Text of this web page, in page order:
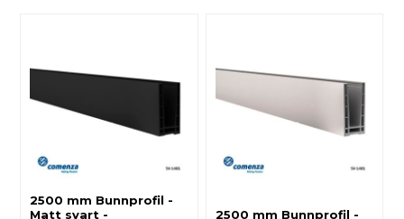
2500 mm Bunnprofil -
Matt svart -
2500 mm Bunnprofil -